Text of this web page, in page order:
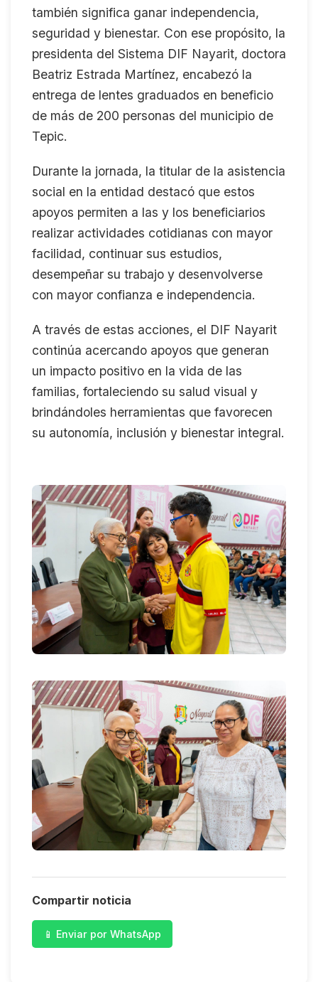
también significa ganar independencia,
seguridad y bienestar. Con ese propósito, la
presidenta del Sistema DIF Nayarit, doctora
Beatriz Estrada Martínez, encabezó la
entrega de lentes graduados en beneficio
de más de 200 personas del municipio de
Tepic.
Durante la jornada, la titular de la asistencia
social en la entidad destacó que estos
apoyos permiten a las y los beneficiarios
realizar actividades cotidianas con mayor
facilidad, continuar sus estudios,
desempeñar su trabajo y desenvolverse
con mayor confianza e independencia.
A través de estas acciones, el DIF Nayarit
continúa acercando apoyos que generan
un impacto positivo en la vida de las
familias, fortaleciendo su salud visual y
brindándoles herramientas que favorecen
su autonomía, inclusión y bienestar integral.
Compartir noticia
📱 Enviar por WhatsApp